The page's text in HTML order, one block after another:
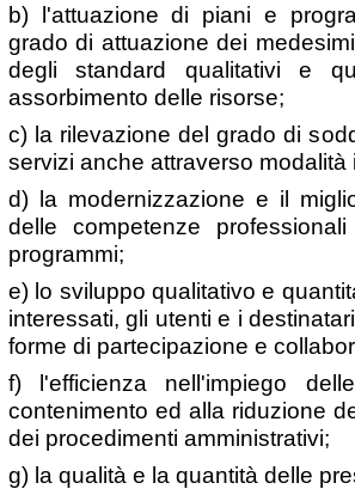
b) l'attuazione di piani e
grado di attuazione dei
degli standard qualitativi e
assorbimento delle risorse;
c) la rilevazione del grado di
servizi anche attraverso modalità
d) la modernizzazione e il
delle competenze
programmi;
e) lo sviluppo qualitativo e
interessati, gli utenti e i
forme di partecipazione e
f) l'efficienza nell'impiego
contenimento ed alla riduzione
dei procedimenti amministrativi;
g) la qualità e la quantità delle